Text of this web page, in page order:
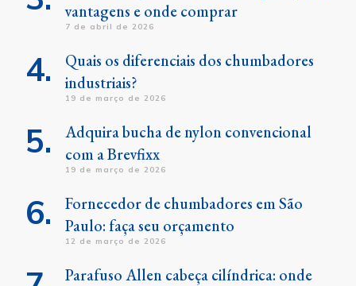
vantagens e onde comprar
7 de abril de 2026
Quais os diferenciais dos chumbadores
industriais?
19 de março de 2026
Adquira bucha de nylon convencional
com a Brevfixx
19 de março de 2026
Fornecedor de chumbadores em São
Paulo: faça seu orçamento
12 de março de 2026
Parafuso Allen cabeça cilíndrica: onde